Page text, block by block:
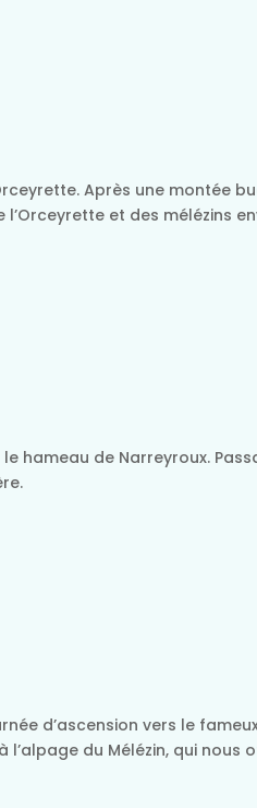
Après une montée
et des mélézins
hameau de Narreyroux.
d’ascension vers le
l’alpage du Mélézin, qui